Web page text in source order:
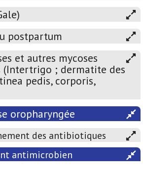
postpartum
et autres mycoses
(Intertrigo ; dermatite des
pedis, corporis,
oropharyngée
des antibiotiques
antimicrobien